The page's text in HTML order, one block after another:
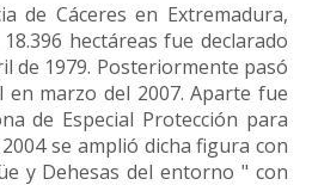
de Cáceres en Extremadura,
hectáreas fue declarado
de 1979. Posteriormente pasó
en marzo del 2007. Aparte fue
de Especial Protección para
2004 se amplió dicha figura con
y Dehesas del entorno " con